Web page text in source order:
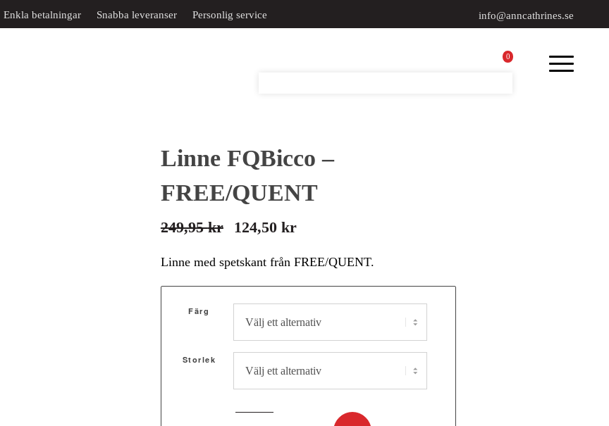
Enkla betalningar Snabba leveranser Personlig service info@anncathrines.se
0
Linne FQBicco –
FREE/QUENT
249,95kr
Det
ursprungliga
249,95 kr.
124,50 kr
Det
nuvarande
124,50 kr.
Linne med spetskant från FREE/QUENT.
Färg
Storlek